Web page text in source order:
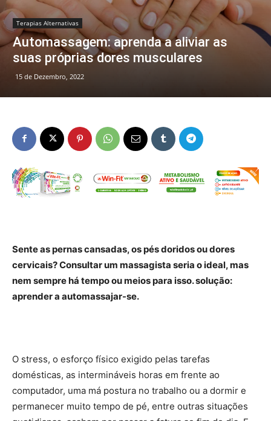
Terapias Alternativas
Automassagem: aprenda a aliviar as
suas próprias dores musculares
15 de Dezembro, 2022
Sente as pernas cansadas, os pés doridos ou dores
cervicais? Consultar um massagista seria o ideal, mas
nem sempre há tempo ou meios para isso. solução:
aprender a automassajar-se.
O stress, o esforço físico exigido pelas tarefas
domésticas, as intermináveis horas em frente ao
computador, uma má postura no trabalho ou a dormir e
permanecer muito tempo de pé, entre outras situações